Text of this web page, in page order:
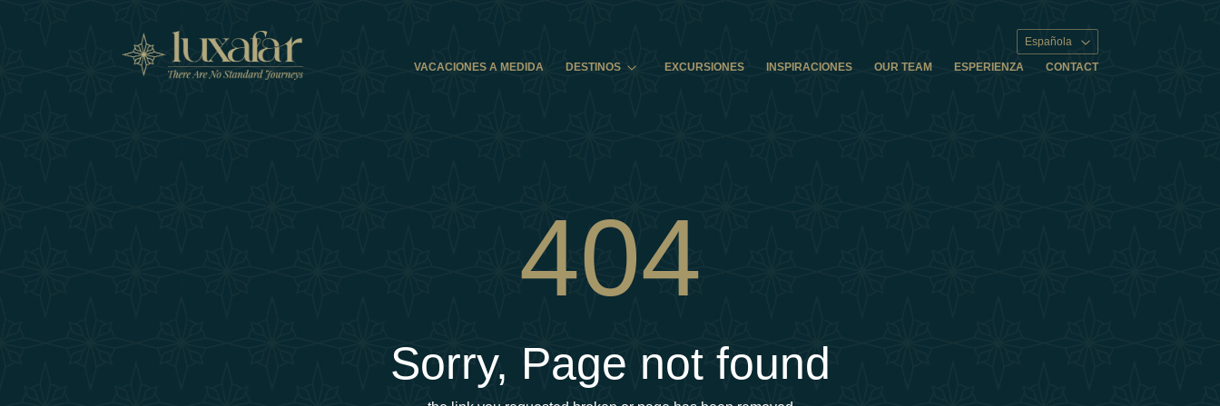
Española
VACACIONES A MEDIDA
DESTINOS EXCURSIONES INSPIRACIONES OUR TEAM ESPERIENZA CONTACT
404
Sorry, Page not found